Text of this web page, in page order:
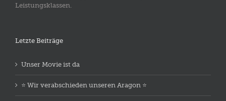
Leistungsklassen.
Letzte Beiträge
Unser Movie ist da
⭐️ Wir verabschieden unseren Aragon ⭐️